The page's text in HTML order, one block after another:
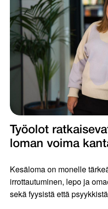
Työolot
loman voima
Kesäloma on monelle
irrottautuminen, lepo ja
sekä fyysistä että